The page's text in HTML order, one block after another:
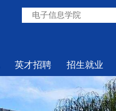
英才招聘 招生就业